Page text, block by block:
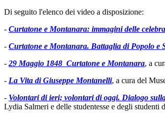
Di seguito l'elenco dei video a disposizione:
- Curtatone e Montanara: immagini delle
- Curtatone e Montanara. Battaglia di Popolo e
- 29 Maggio 1848 Curtatone e Montanara, a
- La Vita di Giuseppe Montanelli, a cura del
- Volontari di ieri; volontari di oggi. Dialogo
Lydia Salmeri e delle studentesse e degli